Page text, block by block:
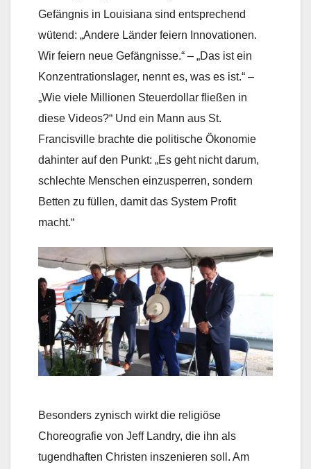
Gefängnis in Louisiana sind entsprechend
wütend: „Andere Länder feiern Innovationen.
Wir feiern neue Gefängnisse.“ – „Das ist ein
Konzentrationslager, nennt es, was es ist.“ –
„Wie viele Millionen Steuerdollar fließen in
diese Videos?“ Und ein Mann aus St.
Francisville brachte die politische Ökonomie
dahinter auf den Punkt: „Es geht nicht darum,
schlechte Menschen einzusperren, sondern
Betten zu füllen, damit das System Profit
macht.“
Besonders zynisch wirkt die religiöse
Choreografie von Jeff Landry, die ihn als
tugendhaften Christen inszenieren soll. Am